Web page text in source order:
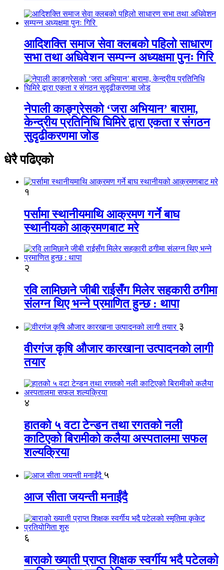
आदिशक्ति समाज सेवा क्लबको पहिलो साधारण
सभा तथा अधिवेशन सम्पन्न अध्यक्षमा पुनः गिरि
नेपाली काङ्ग्रेसको ‘जरा अभियान’ बारामा,
केन्द्रीय प्रतिनिधि घिमिरे द्वारा एकता र संगठन
सुदृढीकरणमा जोड
धेरै पढिएको
१
पर्सामा स्थानीयमाथि आक्रमण गर्ने बाघ
स्थानीयको आक्रमणबाट मरे
२
रवि लामिछाने जीबी राईसँग मिलेर सहकारी ठगीमा
संलग्न थिए भन्ने प्रमाणित हुन्छ : थापा
३
वीरगंज कृषि औजार कारखाना उत्पादनको लागी
तयार
४
हातको ५ वटा टेन्डन तथा रगतको नली
काटिएको बिरामीको कलैया अस्पतालमा सफल
शल्यक्रिया
५
आज सीता जयन्ती मनाईंदै
६
बाराको ख्याती प्राप्त शिक्षक स्वर्गीय भदै पटेलको